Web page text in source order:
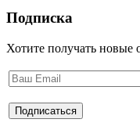
Подписка
Хотите получать новые